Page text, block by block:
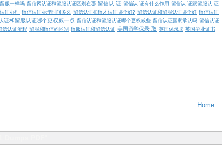
服一样吗 留信网认证和留服认证区别在哪 留信认 证 留信认 证有什么作用 留信认 证跟留服认 证
证办理 留信认证办理时间多久 留信认证和留才认证哪个好? 留信认证和留服认证哪个好 留信认证
证和留服认证哪个更权威一点 留信认证和留服认证哪个更权威些 留信认证国家承认吗 留信认证
信认证流程 留服和留信的区别 留服认证和留信认证 美国留学保录 取 英国保录取 英国毕业证书
Home